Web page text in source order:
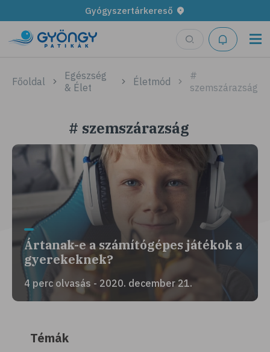
Gyógyszertárkereső
Főoldal
Egészség
& Élet
Életmód
#
szemszárazság
# szemszárazság
Ártanak-e a számítógépes játékok a
gyerekeknek?
4 perc olvasás - 2020. december 21.
Témák